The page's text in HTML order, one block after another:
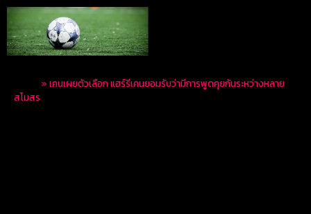
» เคนเผยตัวเลือก แฮร์รีเคนยอมรับว่ามีการพูดคุยกันระหว่างหลาย
สโมสร